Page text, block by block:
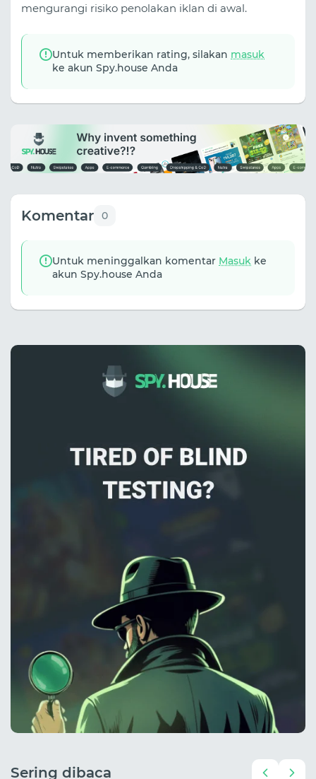
mengurangi risiko penolakan iklan di awal.
Untuk memberikan rating, silakan masuk
ke akun Spy.house Anda
Komentar 0
Untuk meninggalkan komentar Masuk ke
akun Spy.house Anda
Sering dibaca